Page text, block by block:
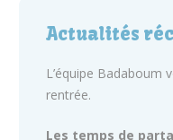
Actualités
L’équipe Badaboum
rentrée.
Les temps de